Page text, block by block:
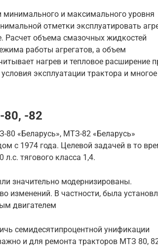
минимального и максимального уровня
отметки эксплуатировать
Расчет объема смазочных жидкостей
работы агрегатов, а объем
нагрев и тепловое расширение
эксплуатации трактора и многое
80, -82
«Беларусь», МТЗ-82 «Беларусь»
с 1974 года. Целевой задачей в то
тягового класса 1,4.
значительно модернизированы.
изменений. В частности, была
двигателем
семидесятипроцентной унификации
и для ремонта тракторов МТЗ 80,